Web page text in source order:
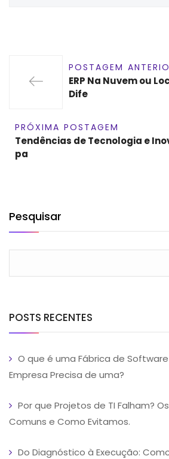
POSTAGEM
ERP Na Nuvem ou
Dife
PRÓXIMA POSTAGEM
Tendências de Tecnologia e
pa
Pesquisar
POSTS RECENTES
O que é uma Fábrica de
Empresa Precisa de uma?
Por que Projetos de TI Falham?
Comuns e Como Evitamos.
Do Diagnóstico à Execução: